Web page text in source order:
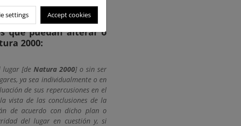
que puedan alterar o
2000:
lugar [deNatura 2000] o sin ser
ya sea individualmente o en
de sus repercusiones en el
vista de las conclusiones de la
de acuerdo con dicho plan o
del lugar en cuestión y, si
settings Accept cookies